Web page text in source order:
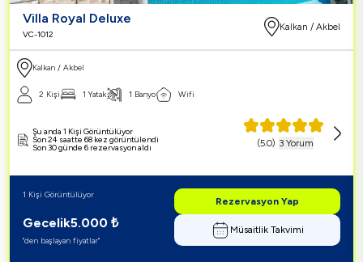
Villa Royal Deluxe
VC-1012
Kalkan / Akbel
Kalkan / Akbel
2 Kişi 1 Yatak 1 Banyo Wifi
(5.0) 3 Yorum
Şu anda 1 Kişi Görüntülüyor
Son 24 saatte 68 kez görüntülendi
Son 30 günde 6 rezervasyon aldı
Gecelik5.000 ₺
"den başlayan fiyatlar"
1 Kişi Görüntülüyor
Rezervasyon Yap
Müsaitlik Takvimi